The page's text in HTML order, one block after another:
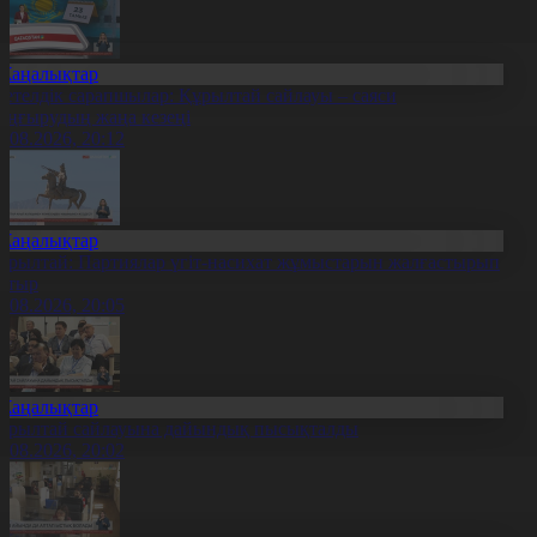
сарапшылар: Құрылтай сайлауы – саяси
жаңа кезеңі
20:12
Партиялар үгіт-насихат жұмыстарын жалғастырып
20:05
сайлауына дайындық пысықталды
20:02